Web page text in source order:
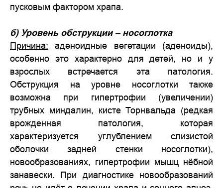
пусковым фактором храпа.
б) Уровень обструкции – носоглотка
Причина: аденоидные вегетации (аденоиды),
особенно это характерно для детей, но и у
взрослых встречается эта патология.
Обструкция на уровне носоглотки также
возможна при гипертрофии (увеличении)
трубных миндалин, кисте Торнвальда (редкая
врожденная патология, которая
характеризуется углублением слизистой
оболочки задней стенки носоглотки),
новообразованиях, гипертрофии мышц нёбной
занавески. При диагностике новообразований